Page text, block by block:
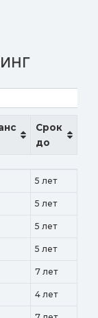
Срок
до
Срок
5 лет
5 лет
5 лет
5 лет
7 лет
4 лет